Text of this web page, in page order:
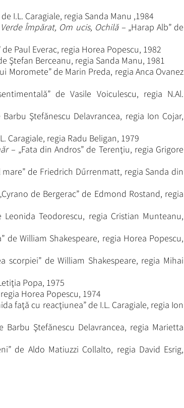
I.L. Caragiale, regia Sanda Manu ,1984
Împărat, Om ucis, Ochilă – „Harap Alb” de
Paul Everac, regia Horea Popescu, 1982
Ştefan Berceanu, regia Sanda Manu, 1981
Moromete” de Marin Preda, regia Anca Ovanez
de Vasile Voiculescu, regia N.Al.
Ştefănescu Delavrancea, regia Ion Cojar,
Caragiale, regia Radu Beligan, 1979
– „Fata din Andros” de Terenţiu, regia Grigore
de Friedrich Dűrrenmatt, regia Sanda din
de Bergerac” de Edmond Rostand, regia
Teodorescu, regia Cristian Munteanu,
de William Shakespeare, regia Horea Popescu,
scorpiei” de William Shakespeare, regia Mihai
Popa, 1975
Horea Popescu, 1974
faţă cu reacţiunea” de I.L. Caragiale, regia Ion
Barbu Ştefănescu Delavrancea, regia Marietta
de Aldo Matiuzzi Collalto, regia David Esrig,